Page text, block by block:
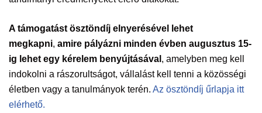
A támogatást ösztöndíj elnyerésével lehet
megkapni, amire pályázni minden évben augusztus 15-
ig lehet egy kérelem benyújtásával , amelyben meg kell
indokolni a rászorultságot, vállalást kell tenni a közösségi
életben vagy a tanulmányok terén. Az ösztöndíj űrlapja itt
elérhető.